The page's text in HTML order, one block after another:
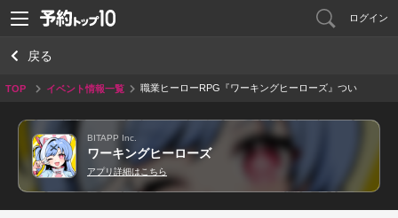
ログイン
戻る
TOP イベント情報一覧
職業ヒーローRPG『ワーキングヒーローズ』つい
BITAPP Inc.
ワーキングヒーローズ
アプリ詳細はこちら